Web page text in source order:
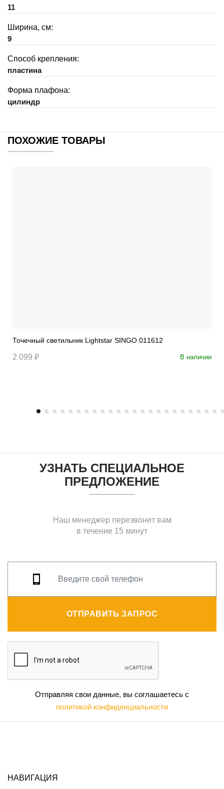
11
Ширина, см:
9
Способ крепления:
пластина
Форма плафона:
цилиндр
ПОХОЖИЕ ТОВАРЫ
Точечный светильник Lightstar SINGO 011612
2 099 ₽ В наличии
УЗНАТЬ СПЕЦИАЛЬНОЕ
ПРЕДЛОЖЕНИЕ
Наш менеджер перезвонит вам
в течение 15 минут
ОТПРАВИТЬ ЗАПРОС
Отправляя свои данные, вы соглашаетесь с
политикой конфиденциальности
НАВИГАЦИЯ